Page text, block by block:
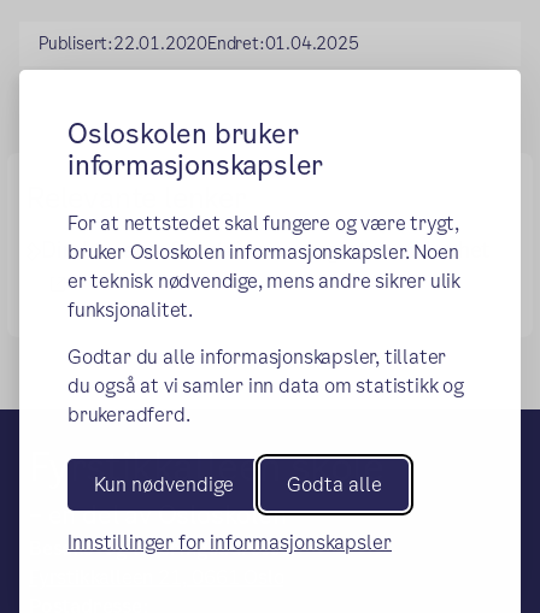
Osloskolen bruker
informasjonskapsler
For at nettstedet skal fungere og være trygt,
bruker Osloskolen informasjonskapsler. Noen
er teknisk nødvendige, mens andre sikrer ulik
funksjonalitet.
Godtar du alle informasjonskapsler, tillater
du også at vi samler inn data om statistikk og
brukeradferd.
Kun nødvendige Godta alle
Innstillinger for informasjonskapsler
Publisert:22.01.2020Endret:01.04.2025
Direktoratet for strålevern og atomsikkerhet
(ekstern lenke)
Fyrstikkalleen skole
– en del av Osloskolen
Besøks- og leveringsadresse: